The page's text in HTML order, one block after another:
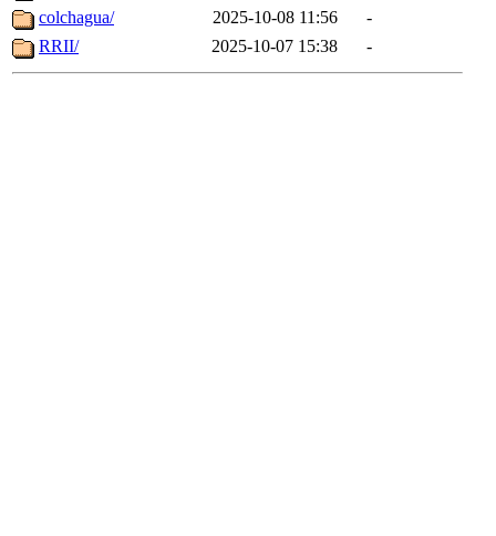
colchagua/
2025-10-08 11:56
-
RRII/
2025-10-07 15:38 -